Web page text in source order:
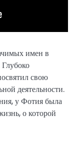
имен в
свою
деятельности.
у Фотия была
о которой